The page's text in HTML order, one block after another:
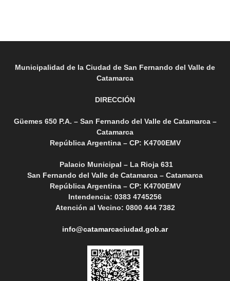
Municipalidad de la Ciudad de San Fernando del Valle de
Catamarca
DIRECCIÓN
Güemes 650 P.A. – San Fernando del Valle de Catamarca –
Catamarca
República Argentina – CP: K4700EMV
Palacio Municipal – La Rioja 631
San Fernando del Valle de Catamarca – Catamarca
República Argentina – CP: K4700EMV
Intendencia: 0383 4745256
Atención al Vecino: 0800 444 7382
info@catamarcaciudad.gob.ar